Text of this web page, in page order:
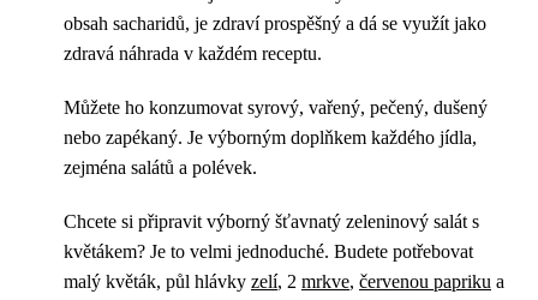
obsah sacharidů, je zdraví prospěšný a dá se využít jako
zdravá náhrada v každém receptu.
Můžete ho konzumovat syrový, vařený, pečený, dušený
nebo zapékaný. Je výborným doplňkem každého jídla,
zejména salátů a polévek.
Chcete si připravit výborný šťavnatý zeleninový salát s
květákem? Je to velmi jednoduché. Budete potřebovat
malý květák, půl hlávky zelí, 2 mrkve, červenou papriku a